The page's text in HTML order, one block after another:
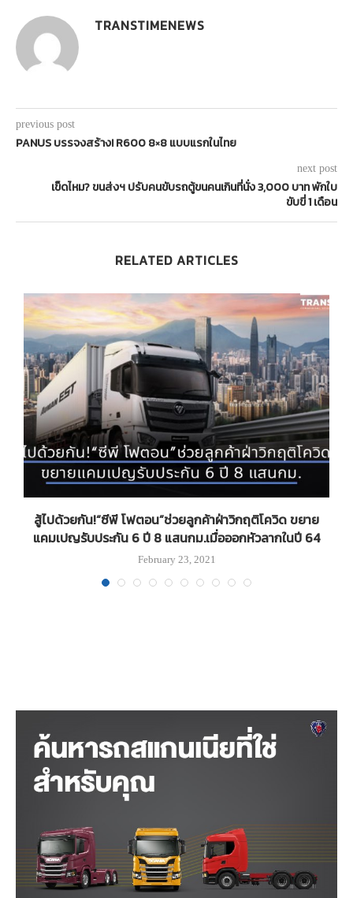
TRANSTIMENEWS
previous post
PANUS บรรจงสร้าง! R600 8×8 แบบแรกในไทย
next post
เข็ดไหม? ขนส่งฯ ปรับคนขับรถตู้ขนคนเกินที่นั่ง 3,000 บาท พักใบ
ขับขี่ 1 เดือน
RELATED ARTICLES
สู้ไปด้วยกัน!“ซีพี โฟตอน”ช่วยลูกค้าฝ่าวิกฤติโควิด ขยาย
แคมเปญรับประกัน 6 ปี 8 แสนกม.เมื่อออกหัวลากในปี 64
February 23, 2021